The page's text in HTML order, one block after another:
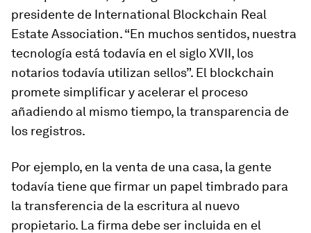
presidente de International Blockchain Real
Estate Association. “En muchos sentidos, nuestra
tecnología está todavía en el siglo XVII, los
notarios todavía utilizan sellos”. El blockchain
promete simplificar y acelerar el proceso
añadiendo al mismo tiempo, la transparencia de
los registros.
Por ejemplo, en la venta de una casa, la gente
todavía tiene que firmar un papel timbrado para
la transferencia de la escritura al nuevo
propietario. La firma debe ser incluida en el